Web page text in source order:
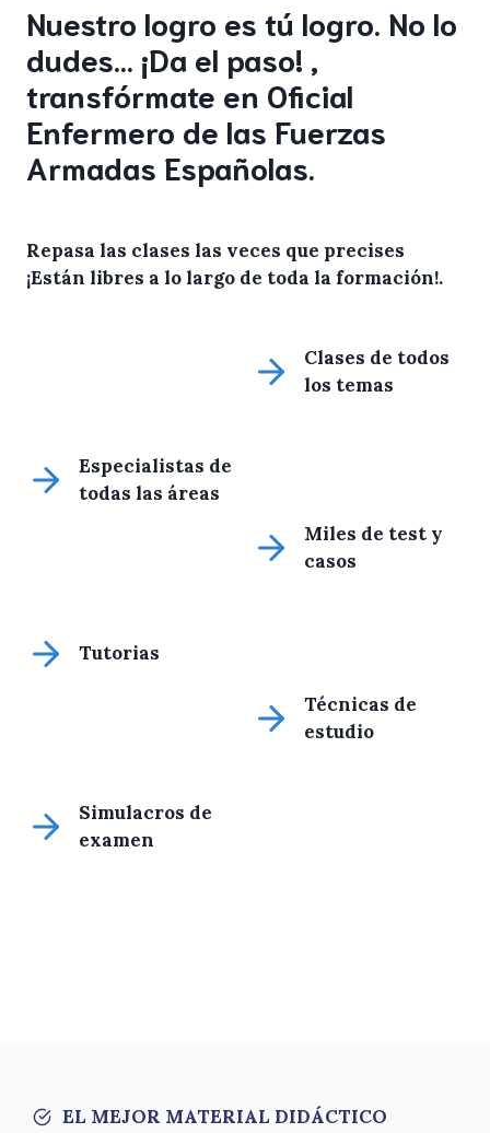
Nuestro logro es tú logro. No lo
dudes… ¡Da el paso! ,
transfórmate en Oficial
Enfermero de las Fuerzas
Armadas Españolas.
Repasa las clases las veces que precises
¡Están libres a lo largo de toda la formación!.
Clases de todos
los temas
Especialistas de
todas las áreas
Miles de test y
casos
Tutorias
Técnicas de
estudio
Simulacros de
examen
EL MEJOR MATERIAL DIDÁCTICO